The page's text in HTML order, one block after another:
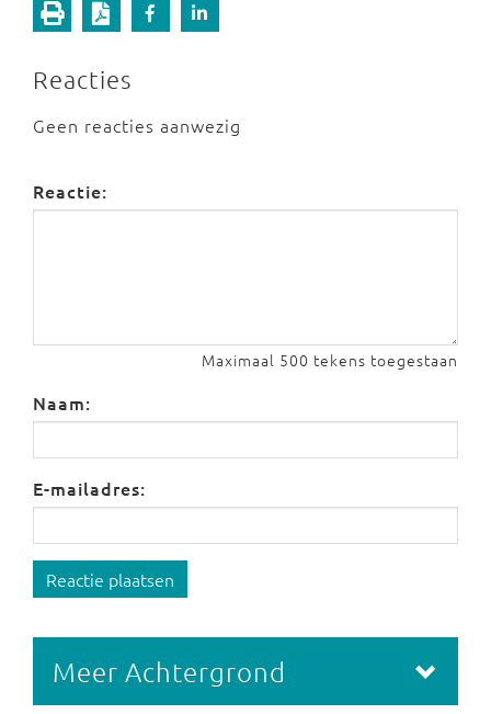
Reacties
Geen reacties aanwezig
Reactie:
Maximaal 500 tekens toegestaan
Naam:
E-mailadres:
Reactie plaatsen
Meer Achtergrond